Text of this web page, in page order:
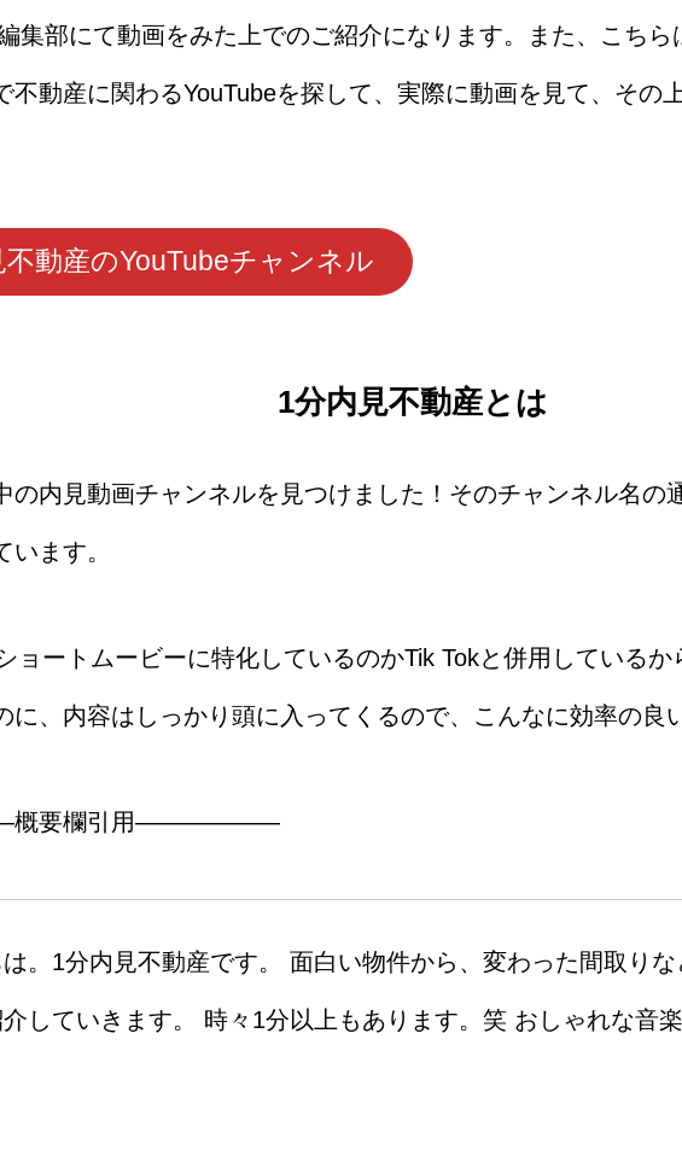
集部にて動画をみた上でのご紹介になります。また、こちら
不動産に関わるYouTubeを探して、実際に動画を見て、その
不動産のYouTubeチャンネル
1分内見不動産とは
の内見動画チャンネルを見つけました！そのチャンネル名の
います。
ョートムービーに特化しているのかTik Tokと併用しているか
に、内容はしっかり頭に入ってくるので、こんなに効率の良
要欄引用――――――
。1分内見不動産です。 面白い物件から、変わった間取り
していきます。 時々1分以上もあります。笑 おしゃれな音